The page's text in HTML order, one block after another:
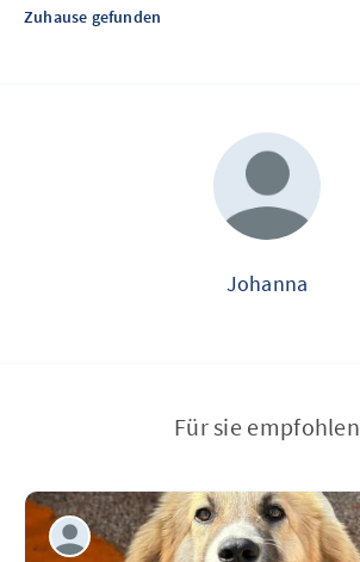
Zuhause gefunden
Johanna
Für sie empfohlen